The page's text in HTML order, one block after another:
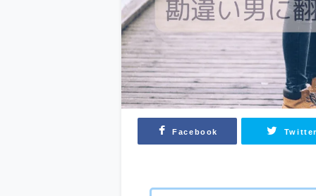
Facebook